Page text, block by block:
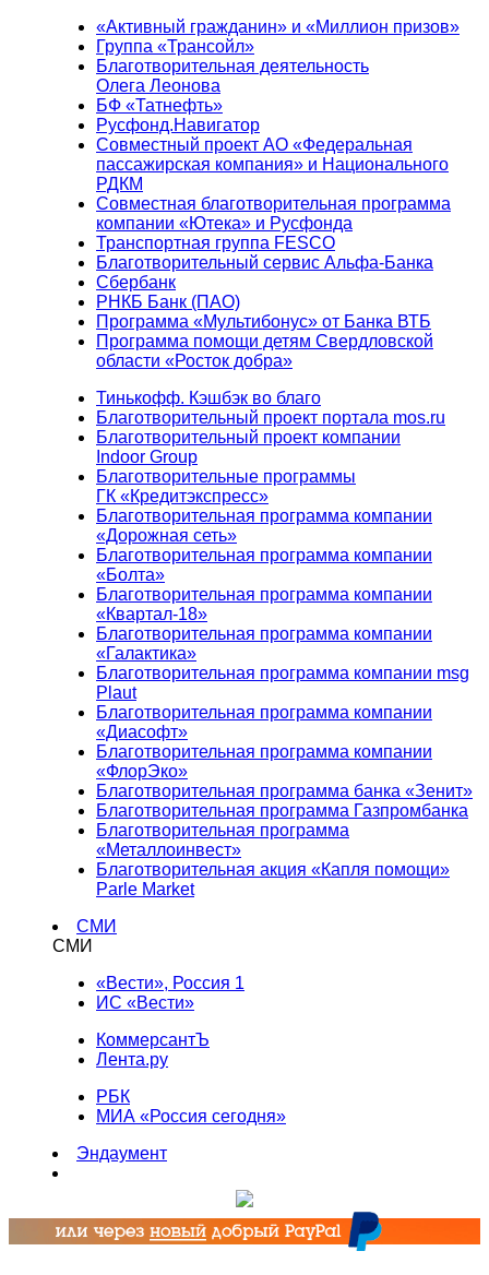
«Активный гражданин» и «Миллион призов»
Группа «Трансойл»
Благотворительная деятельность
Олега Леонова
БФ «Татнефть»
Русфонд.Навигатор
Совместный проект АО «Федеральная
пассажирская компания» и Национального
РДКМ
Совместная благотворительная программа
компании «Ютека» и Русфонда
Транспортная группа FESCO
Благотворительный сервис Альфа-Банка
Сбербанк
РНКБ Банк (ПАО)
Программа «Мультибонус» от Банка ВТБ
Программа помощи детям Свердловской
области «Росток добра»
Тинькофф. Кэшбэк во благо
Благотворительный проект портала mos.ru
Благотворительный проект компании
Indoor Group
Благотворительные программы
ГК «Кредитэкспресс»
Благотворительная программа компании
«Дорожная сеть»
Благотворительная программа компании
«Болта»
Благотворительная программа компании
«Квартал-18»
Благотворительная программа компании
«Галактика»
Благотворительная программа компании msg
Plaut
Благотворительная программа компании
«Диасофт»
Благотворительная программа компании
«ФлорЭко»
Благотворительная программа банка «Зенит»
Благотворительная программа Газпромбанка
Благотворительная программа
«Металлоинвест»
Благотворительная акция «Капля помощи»
Parle Market
СМИ
СМИ
«Вести», Россия 1
ИС «Вести»
КоммерсантЪ
Лента.ру
РБК
МИА «Россия сегодня»
Эндаумент